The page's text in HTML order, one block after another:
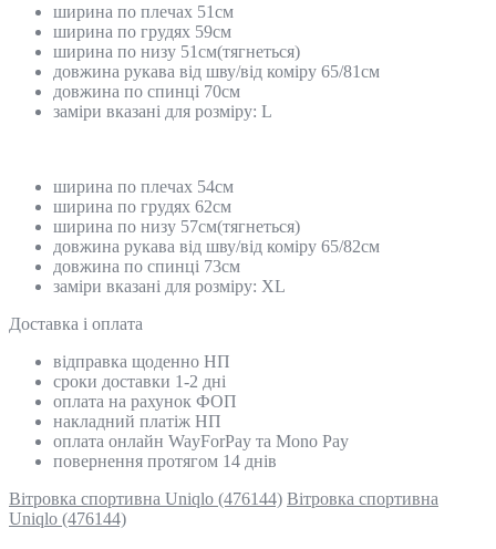
ширина по плечах 51см
ширина по грудях 59см
ширина по низу 51см(тягнеться)
довжина рукава від шву/від коміру 65/81см
довжина по спинці 70см
заміри вказані для розміру: L
ширина по плечах 54см
ширина по грудях 62см
ширина по низу 57см(тягнеться)
довжина рукава від шву/від коміру 65/82см
довжина по спинці 73см
заміри вказані для розміру: XL
Доставка і оплата
відправка щоденно НП
сроки доставки 1-2 дні
оплата на рахунок ФОП
накладний платіж НП
оплата онлайн WayForPay та Mono Pay
повернення протягом 14 днів
Вітровка спортивна Uniqlo (476144) Вітровка спортивна
Uniqlo (476144)